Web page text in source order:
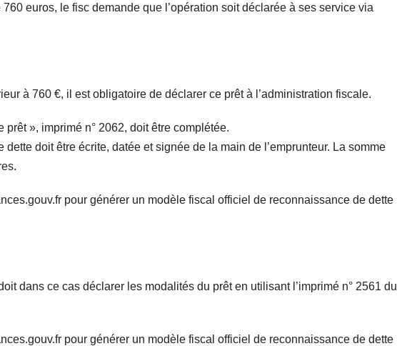
euros, le fisc demande que l’opération soit déclarée à ses service via
à 760 €, il est obligatoire de déclarer ce prêt à l’administration fiscale.
», imprimé n° 2062, doit être complétée.
doit être écrite, datée et signée de la main de l’emprunteur. La somme
pour générer un modèle fiscal officiel de reconnaissance de dette
dans ce cas déclarer les modalités du prêt en utilisant l’imprimé n° 2561 du
pour générer un modèle fiscal officiel de reconnaissance de dette